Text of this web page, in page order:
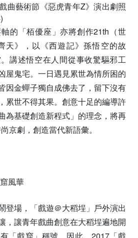
曲藝術節《惡虎青年Z》演出劇照
的「栢優座」亦將創作21th（世
天》，以《西遊記》孫悟空的故
講述悟空在人間從事收驚驅邪工
屋鬼宅。一日遇見累世為情所困的
因金蟬子獨自成佛去了，留下沒有
累世不得其果。創意十足的編導許
為基礎創造新程式」的理念，將再
京劇，創造當代新語彙。
風華
登場，「戲遊＠大稻埕」戶外演出
，讓青年戲曲創意在大稻埕遍地開